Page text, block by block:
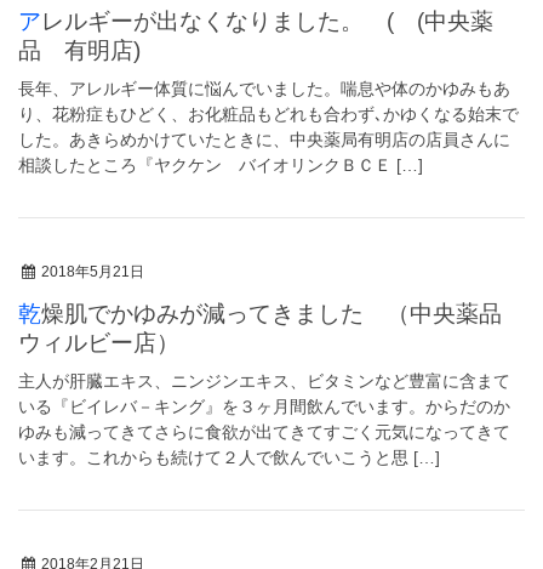
アレルギーが出なくなりました。 ( (中央薬
品 有明店)
長年、アレルギー体質に悩んでいました。喘息や体のかゆみもあ
り、花粉症もひどく、お化粧品もどれも合わず､かゆくなる始末で
した。あきらめかけていたときに、中央薬局有明店の店員さんに
相談したところ『ヤクケン バイオリンクＢＣＥ […]
2018年5月21日
乾燥肌でかゆみが減ってきました （中央薬品
ウィルビー店）
主人が肝臓エキス、ニンジンエキス、ビタミンなど豊富に含まて
いる『ビイレバ－キング』を３ヶ月間飲んでいます。からだのか
ゆみも減ってきてさらに食欲が出てきてすごく元気になってきて
います。これからも続けて２人で飲んでいこうと思 […]
2018年2月21日